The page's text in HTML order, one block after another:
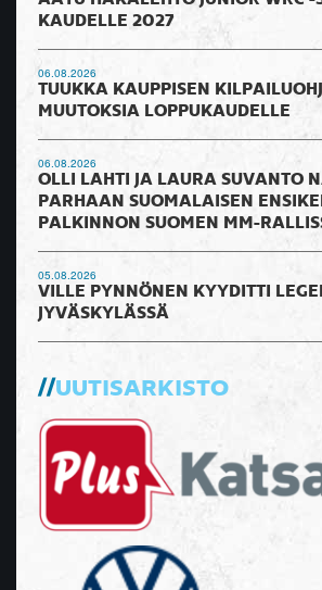
KAUDELLE 2027
06.08.2026
TUUKKA KAUPPISEN
MUUTOKSIA LOPPUKAUDELLE
06.08.2026
OLLI LAHTI JA LAURA SUVANTO
PARHAAN SUOMALAISEN
PALKINNON SUOMEN MM-
05.08.2026
VILLE PYNNÖNEN KYYDITTI
JYVÄSKYLÄSSÄ
UUTISARKISTO